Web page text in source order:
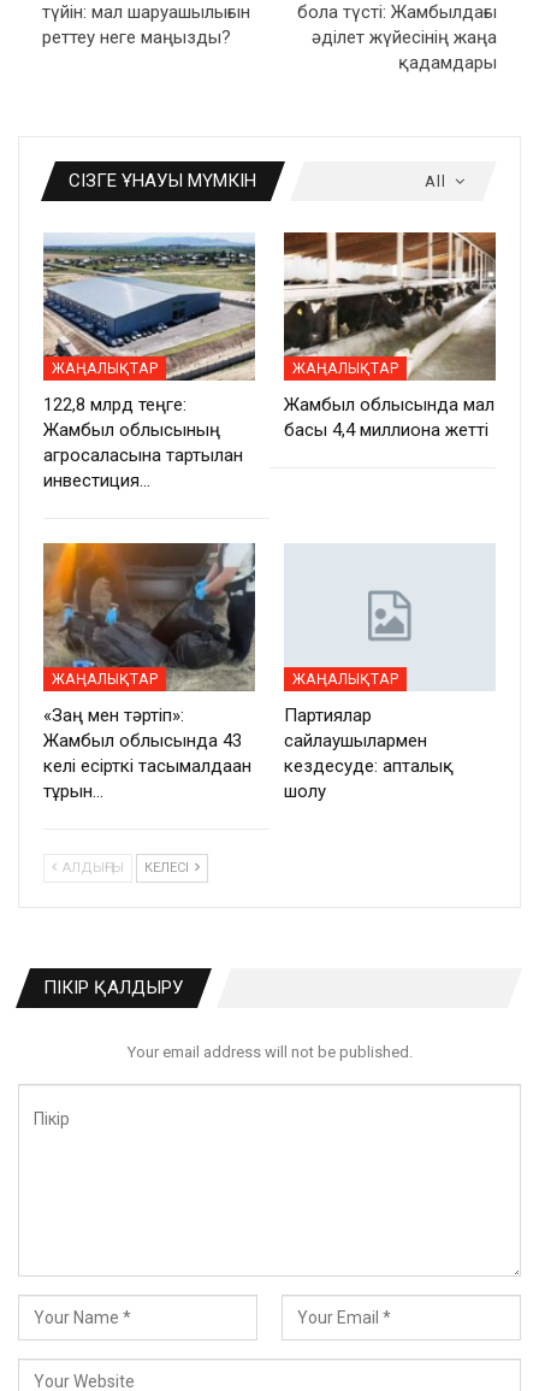
түйін: мал шаруашылығын
реттеу неге маңызды?
бола түсті: Жамбылдағы
әділет жүйесінің жаңа
қадамдары
All
СІЗГЕ ҰНАУЫ МҮМКІН
ЖАҢАЛЫҚТАР
122,8 млрд теңге:
Жамбыл облысының
агросаласына тартылған
инвестиция…
ЖАҢАЛЫҚТАР
Жамбыл облысында мал
басы 4,4 миллионға жетті
ЖАҢАЛЫҚТАР
«Заң мен тәртіп»:
Жамбыл облысында 43
келі есірткі тасымалдаған
тұрғын…
ЖАҢАЛЫҚТАР
Партиялар
сайлаушылармен
кездесуде: апталық
шолу
АЛДЫҢҒЫ КЕЛЕСІ
ПІКІР ҚАЛДЫРУ
Your email address will not be published.